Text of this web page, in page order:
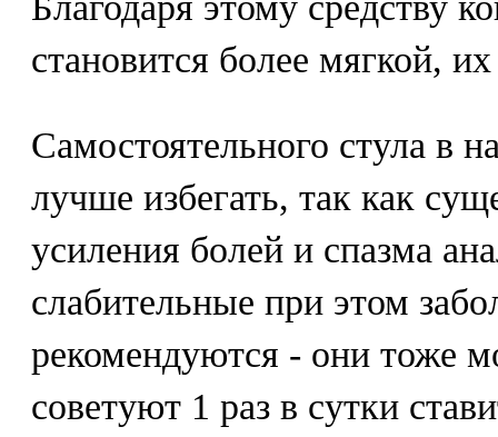
становится более мягкой,
Самостоятельного стула в
лучше избегать, так как
усиления болей и спазма
слабительные при этом
рекомендуются - они тоже
советуют 1 раз в сутки